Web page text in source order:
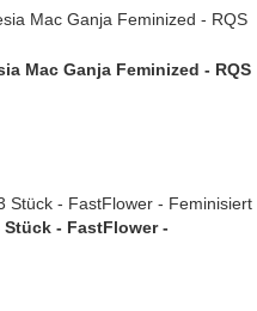
Mac Ganja Feminized - RQS
- FastFlower -